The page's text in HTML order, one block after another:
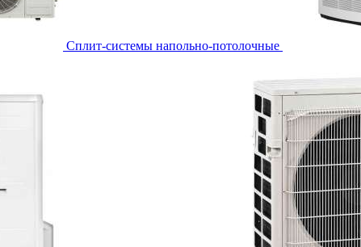
Сплит-системы напольно-потолочные